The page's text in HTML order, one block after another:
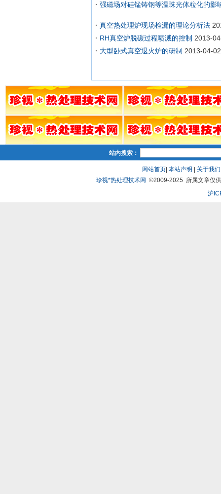
强磁场对硅锰铸钢等温珠光体粒化的影
真空热处理炉现场检漏的理论分析法
RH真空炉脱碳过程喷溅的控制 2013-
大型卧式真空退火炉的研制 2013-04-02
站内搜索：
网站首页| 本站声明 关于我们
珍视*热处理技术网 ©2009-2025 所属文章仅
沪